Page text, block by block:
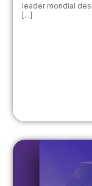
leader mondial
[...]